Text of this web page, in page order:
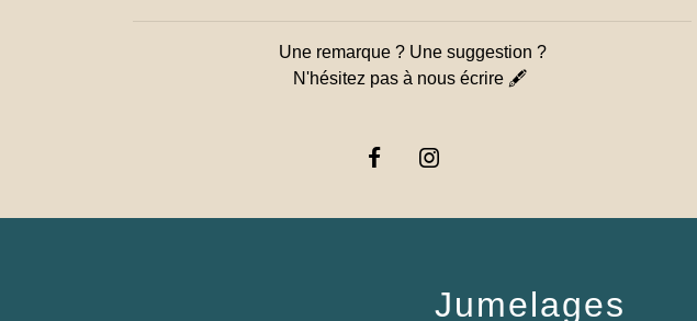
Une remarque ? Une suggestion ?
N'hésitez pas à nous écrire 🖋
Jumelages